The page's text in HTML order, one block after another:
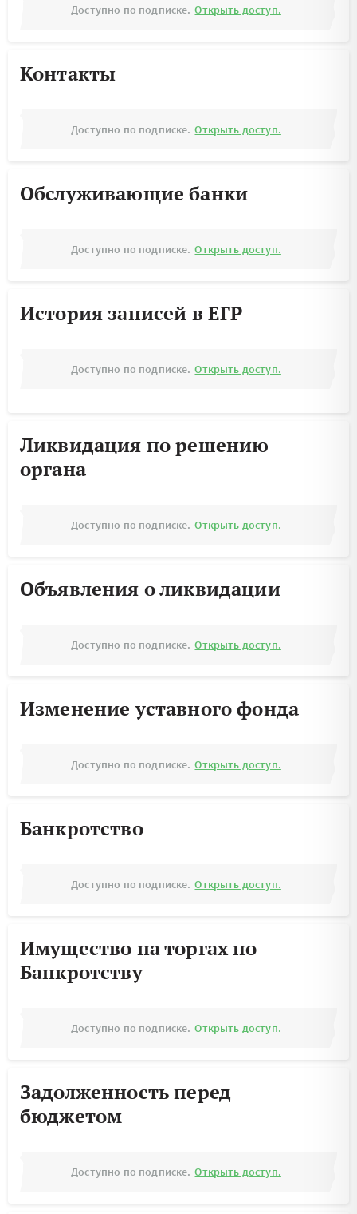
Доступно по подписке. Открыть доступ.
Контакты
Доступно по подписке. Открыть доступ.
Обслуживающие банки
Доступно по подписке. Открыть доступ.
История записей в ЕГР
Доступно по подписке. Открыть доступ.
Ликвидация по решению
органа
Доступно по подписке. Открыть доступ.
Объявления о ликвидации
Доступно по подписке. Открыть доступ.
Изменение уставного фонда
Доступно по подписке. Открыть доступ.
Банкротство
Доступно по подписке. Открыть доступ.
Имущество на торгах по
Банкротству
Доступно по подписке. Открыть доступ.
Задолженность перед
бюджетом
Доступно по подписке. Открыть доступ.